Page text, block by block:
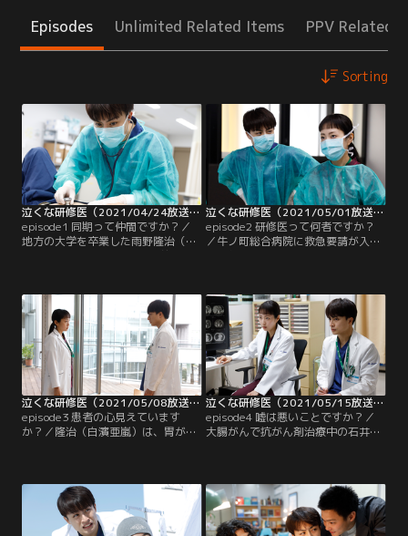
Episodes Unlimited Related Items PPV Related
Sorting
泣くな研修医（2021/04/24放送分）第01話
episode1 同期って仲間ですか？／
地方の大学を卒業した雨野隆治（白
濱亜嵐）は、1日も早く一人前の医
医の現実は、「兵隊」「伝書鳩」
「さすまた」と言われ、医師たちが
機嫌良く仕事ができるようにするた
め、サポートという名の雑用をこな
す毎日。
泣くな研修医（2021/05/01放送分）第02話
episode2 研修医って何者ですか？
／牛ノ町総合病院に救急要請が入
で運ばれてくることに。呼ばれた隆
治（白濱亜嵐）は、緊張しながらも
気合いが入るが、いざ苦しむ拓磨を
前にすると、周りの先輩医師や看護
師がきびきび動くなか何もできず、
いいのは返事だけ。
泣くな研修医（2021/05/08放送分）第03話
episode3 患者の心見えています
か？／隆治（白濱亜嵐）は、胃がん
される。でも、認知症でもある森山
さんに何を聞いても隆治は会話にな
らず、結局看護師の吉川（西尾ま
泣くな研修医（2021/05/15放送分）第04話
episode4 嘘は悪いことですか？／
大腸がんで抗がん剤治療中の石井
これからは積極的治療は終了して、
痛みや苦痛などをとっていく治療に
切り替えることに。まだ25歳という